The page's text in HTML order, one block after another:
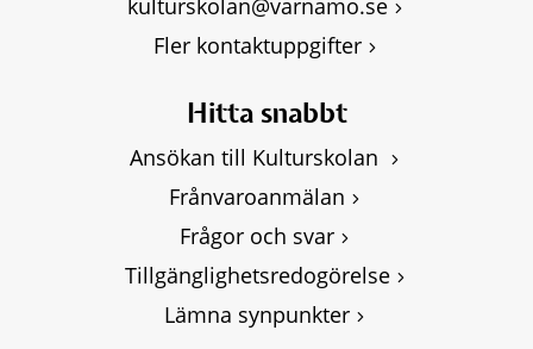
kulturskolan@varnamo.se
Fler kontaktuppgifter
Hitta snabbt
Ansökan till Kulturskolan
Frånvaroanmälan
Frågor och svar
Tillgänglighetsredogörelse
Lämna synpunkter